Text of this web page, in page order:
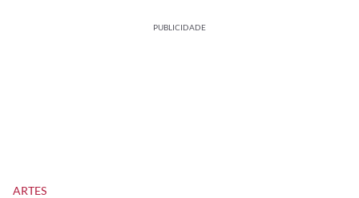
PUBLICIDADE
ARTES